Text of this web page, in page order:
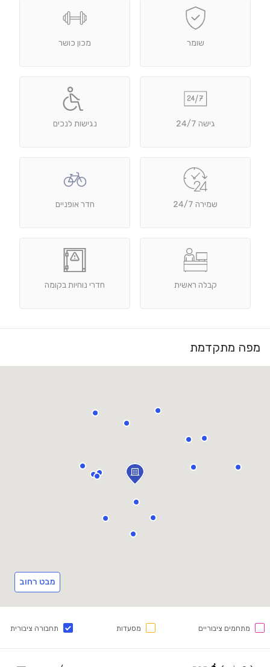
שומר מכון כושר
גישה 24/7 נגישות לנכים
שמירה 24/7 חדר אופניים
קבלה ראשית חדרי נוחיות בקומה
מפה מתקדמת
מבט רחוב
מתחמים ציבוריים מסעדות תחבורה ציבורית